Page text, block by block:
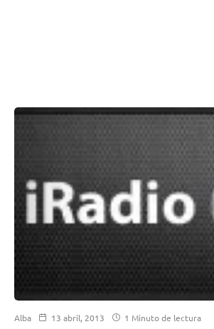
Alba 13 abril, 2013 1 Minuto de lectura